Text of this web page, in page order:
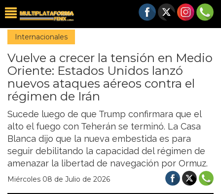
Internacionales
Vuelve a crecer la tensión en Medio
Oriente: Estados Unidos lanzó
nuevos ataques aéreos contra el
régimen de Irán
Sucede luego de que Trump confirmara que el
alto el fuego con Teherán se terminó. La Casa
Blanca dijo que la nueva embestida es para
seguir debilitando la capacidad del régimen de
amenazar la libertad de navegación por Ormuz.
Miércoles 08 de Julio de 2026